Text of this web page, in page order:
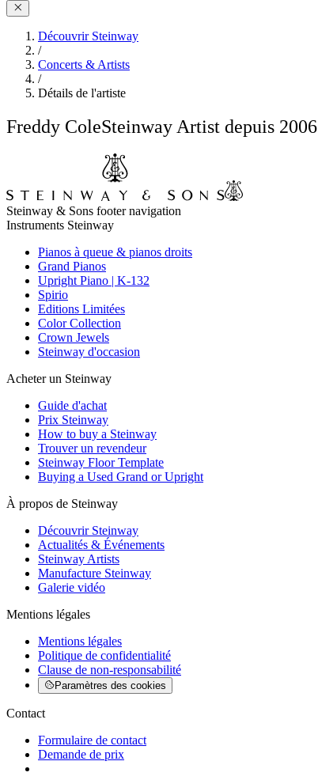
Découvrir Steinway
/
Concerts & Artists
/
Détails de l'artiste
Freddy ColeSteinway Artist depuis 2006
Steinway & Sons footer navigation
Instruments Steinway
Pianos à queue & pianos droits
Grand Pianos
Upright Piano | K-132
Spirio
Editions Limitées
Color Collection
Crown Jewels
Steinway d'occasion
Acheter un Steinway
Guide d'achat
Prix Steinway
How to buy a Steinway
Trouver un revendeur
Steinway Floor Template
Buying a Used Grand or Upright
À propos de Steinway
Découvrir Steinway
Actualités & Événements
Steinway Artists
Manufacture Steinway
Galerie vidéo
Mentions légales
Mentions légales
Politique de confidentialité
Clause de non-responsabilité
Paramètres des cookies
Contact
Formulaire de contact
Demande de prix